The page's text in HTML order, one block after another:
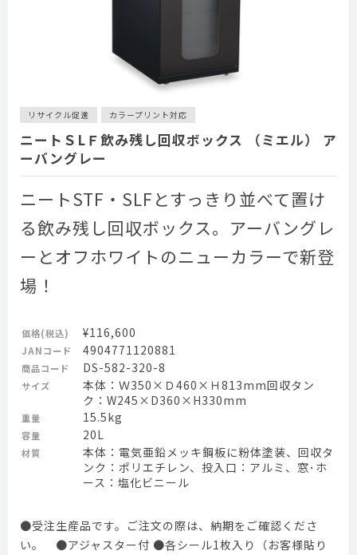
リサイクル促進 カラープリント対応
ニートＳLＦ飲み残し回収ボックス （ミエル） ア
ーバングレー
ニートSTF・SLFとすっきり並べて置け
る飲み残し回収ボックス。アーバングレ
ーとオフホワイトのニューカラーで新登
場！
価格(税込) ¥116,600
JANコード 4904771120881
商品コード DS-582-320-8
サイズ
本体：Ｗ350×Ｄ460×Ｈ813mm回収タン
ク：W245×D360×H330mm
重量 15.5kg
容量 20L
材質
本体：電気亜鉛メッキ鋼板に粉体塗装、回収タ
ンク：ポリエチレン、投入口：アルミ、窓･ホ
ース：塩化ビニール
●受注生産品です。ご注文の際は、納期をご確認くださ
い。 ●アジャスター付 ●各シール1枚入り（お客様貼り